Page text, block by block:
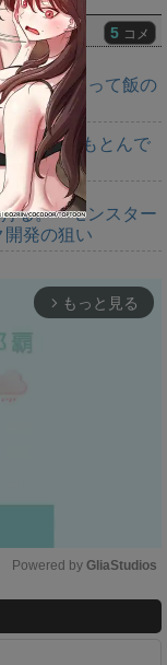
5 コメ
るだけあって飯の
から今でもとんで
る。「モンスター
発の狙い
arrow_forward_ios もっと見る
u
Powered by GliaStudios